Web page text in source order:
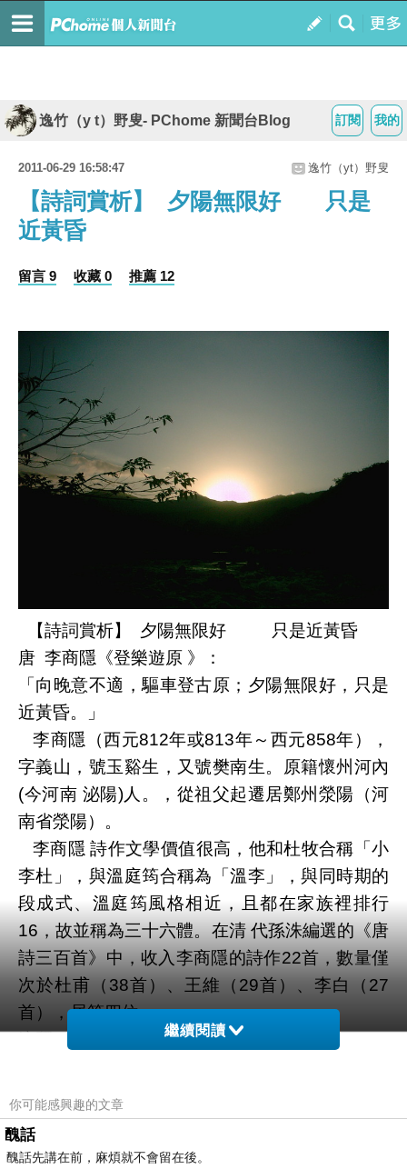
我的
訂閱
逸竹（y t）野叟- PChome 新聞台Blog
2011-06-29 16:58:47 逸竹（yt）野叟
【詩詞賞析】 夕陽無限好 只是
近黃昏
留言 9 收藏 0 推薦 12
【詩詞賞析】 夕陽無限好 只是近黃昏
唐 李商隱《登樂遊原 》：
「向晚意不適，驅車登古原；夕陽無限好，只是
近黃昏。」
李商隱（西元812年或813年～西元858年），
字義山，號玉谿生，又號樊南生。原籍懷州河內
(今河南 泌陽)人。，從祖父起遷居鄭州滎陽（河
南省滎陽）。
李商隱 詩作文學價值很高，他和杜牧合稱「小
李杜」，與溫庭筠合稱為「溫李」，與同時期的
段成式、溫庭筠風格相近，且都在家族裡排行
16，故並稱為三十六體。在清 代孫洙編選的《唐
詩三百首》中，收入李商隱的詩作22首，數量僅
次於杜甫（38首）、王維（29首）、李白（27
首），居第四位。
２.古原：即樂遊原，是長安附近的名勝，在今陝
西省西安以南八百里的地方。樂遊原又名樂遊
闕、樂遊苑，在秦代時叫作宜春苑，到了漢宣帝
繼續閱讀
你可能感興趣的文章
醜話
醜話先講在前，麻煩就不會留在後。